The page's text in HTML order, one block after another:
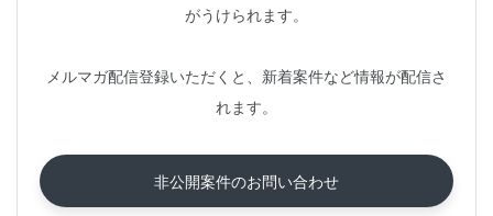
がうけられます。
メルマガ配信登録いただくと、新着案件など情報が配信さ
れます。
非公開案件のお問い合わせ